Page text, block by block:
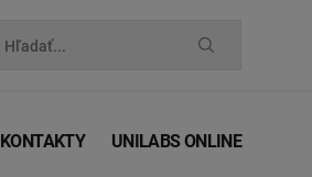
Hľadať...
KONTAKTY UNILABS ONLINE